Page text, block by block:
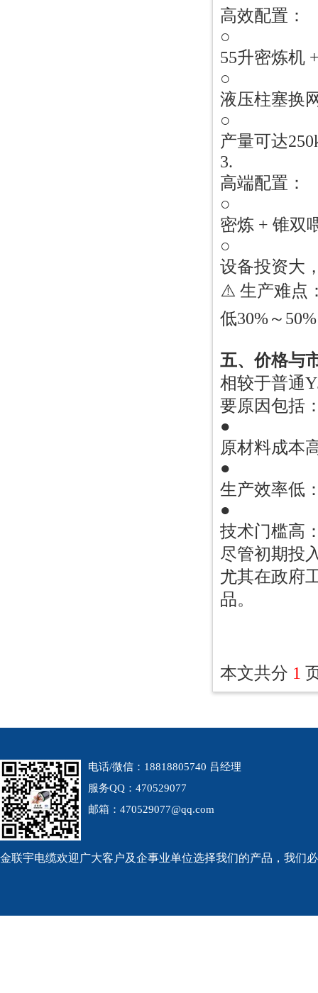
高效配置：
○
55升密炼机
○
液压柱塞换
○
产量可达
3.
高端配置：
○
密炼 + 锥双
○
设备投资大
⚠️ 生产难点
低30%～
五、价格与
相较于普通
要原因包括
●
原材料成本
●
生产效率低
●
技术门槛高
尽管初期投
尤其在政府
品。
本文共分 1
电话/微信：18818805740 吕经理
服务QQ：470529077
邮箱：470529077@qq.com
金联宇电缆欢迎广大客户及企事业单位选择我们的产品，我们